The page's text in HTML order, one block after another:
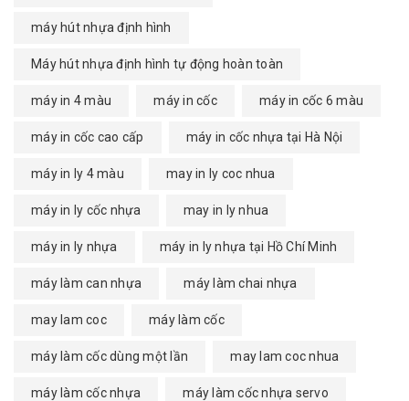
máy hút nhựa định hình
Máy hút nhựa định hình tự động hoàn toàn
máy in 4 màu máy in cốc máy in cốc 6 màu
máy in cốc cao cấp máy in cốc nhựa tại Hà Nội
máy in ly 4 màu may in ly coc nhua
máy in ly cốc nhựa may in ly nhua
máy in ly nhựa máy in ly nhựa tại Hồ Chí Minh
máy làm can nhựa máy làm chai nhựa
may lam coc máy làm cốc
máy làm cốc dùng một lần may lam coc nhua
máy làm cốc nhựa máy làm cốc nhựa servo